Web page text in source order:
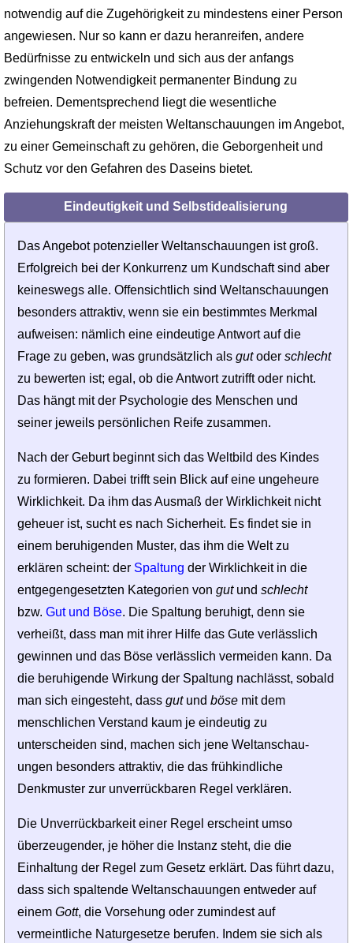
notwendig auf die Zugehörigkeit zu mindestens einer Person
angewiesen. Nur so kann er dazu heranreifen, andere
Bedürfnisse zu entwickeln und sich aus der anfangs
zwingenden Notwendigkeit permanenter Bindung zu
befreien. Dementsprechend liegt die wesentliche
Anziehungskraft der meisten Weltanschauungen im Angebot,
zu einer Gemeinschaft zu gehören, die Geborgenheit und
Schutz vor den Gefahren des Daseins bietet.
Eindeutigkeit und Selbstidealisierung
Das Angebot potenzieller Weltanschauungen ist groß.
Erfolgreich bei der Konkur­renz um Kundschaft sind aber
keineswegs alle. Offensichtlich sind Weltanschau­ungen
besonders attraktiv, wenn sie ein bestimmtes Merkmal
aufweisen: nämlich eine eindeutige Antwort auf die
Frage zu geben, was grundsätzlich als gutoder schlecht
zu bewerten ist; egal, ob die Antwort zutrifft oder nicht.
Das hängt mit der Psychologie des Menschen und
seiner jeweils persönlichen Reife zusammen.
Nach der Geburt beginnt sich das Weltbild des Kindes
zu formieren. Dabei trifft sein Blick auf eine ungeheure
Wirklichkeit. Da ihm das Ausmaß der Wirklichkeit nicht
geheuer ist, sucht es nach Sicherheit. Es findet sie in
einem beruhigenden Muster, das ihm die Welt zu
erklären scheint: der Spaltung der Wirklichkeit in die
entgegen­gesetzten Kategorien von gutund schlecht
bzw. Gut und Böse. Die Spaltung be­ruhigt, denn sie
verheißt, dass man mit ihrer Hilfe das Gute verlässlich
gewinnen und das Böse verlässlich vermeiden kann. Da
die beruhigende Wirkung der Spaltung nachlässt, sobald
man sich eingesteht, dass gutund bösemit dem
menschlichen Verstand kaum je eindeutig zu
unterscheiden sind, machen sich jene Weltanschau­
ungen besonders attraktiv, die das frühkindliche
Denkmuster zur unverrückbaren Regel verklären.
Die Unverrückbarkeit einer Regel erscheint umso
überzeugender, je höher die In­stanz steht, die die
Einhaltung der Regel zum Gesetz erklärt. Das führt dazu,
dass sich spaltende Weltanschauungen entweder auf
einem Gott, die Vorsehung oder zumin­dest auf
vermeintliche Naturgesetze berufen. Indem sie sich als